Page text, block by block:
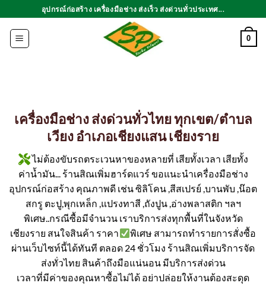
ไป
เนื้อหา
อุปกรณ์ก่อสร้าง เครื่องมือช่าง ส่งเร็ว ส่งด่วนทั่วประเทศ...
0
เครื่องมือช่าง ส่งด่วนทั่วไทย ทุกเขต/ตำบล
เวียง อำเภอเชียงแสน เชียงราย
ไม่ต้องขับรถตระเวนหาของหลายที่ เสียทั้งเวลา เสียทั้ง
ค่าน้ำมัน... ร้านสิณเพิ่มฮาร์ดแวร์ ขอแนะนำเครื่องมือช่าง
อุปกรณ์ก่อสร้าง คุณภาพดี เช่น ซิลิโคน ,สีสเปรย์ ,บานพับ ,น๊อต
สกรู ตะปู,พุกเหล็ก ,แปรงทาสี ,ถังปูน ,อ่างพลาสติก ฯลฯ
พิเศษ..กรณีซื้อมีจำนวน เราบริการส่งทุกพื้นที่ในจังหวัด
เชียงราย สนใจสินค้า ราคา
พิเศษ สามารถทำรายการสั่งซื้อ
ผ่านเว็บไซท์นี้ได้ทันที ตลอด 24 ชั่วโมง ร้านสิณเพิ่มบริการจัด
ส่งทั่วไทย สินค้าถึงมือแน่นอน มีบริการส่งด่วน
เวลาที่มีค่าของคุณหาซื้อไม่ได้ อย่าปล่อยให้งานต้องสะดุด